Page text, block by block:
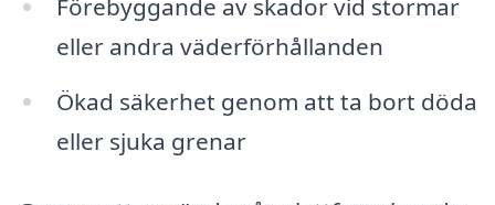
Förebyggande av skador vid stormar
eller andra väderförhållanden
Ökad säkerhet genom att ta bort döda
eller sjuka grenar